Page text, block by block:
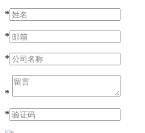
*
*
*
*
*